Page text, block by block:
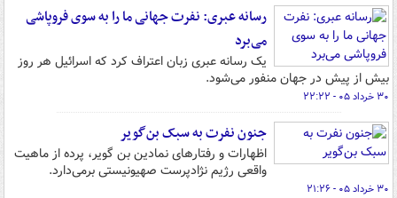
رسانه عبری: نفرت جهانی ما را به سوی فروپاشی
می‌برد
یک رسانه عبری زبان اعتراف کرد که اسرائیل هر روز
بیش از پیش در جهان منفور می‌شود.
۳۰ خرداد ۰۵ - ۲۲:۲۲
جنون نفرت به سبک بن‌گویر
اظهارات و رفتارهای نمادین بن گویر، پرده از ماهیت
واقعی رژیم نژادپرست صهیونیستی برمی‌دارد.
۳۰ خرداد ۰۵ - ۲۱:۲۶